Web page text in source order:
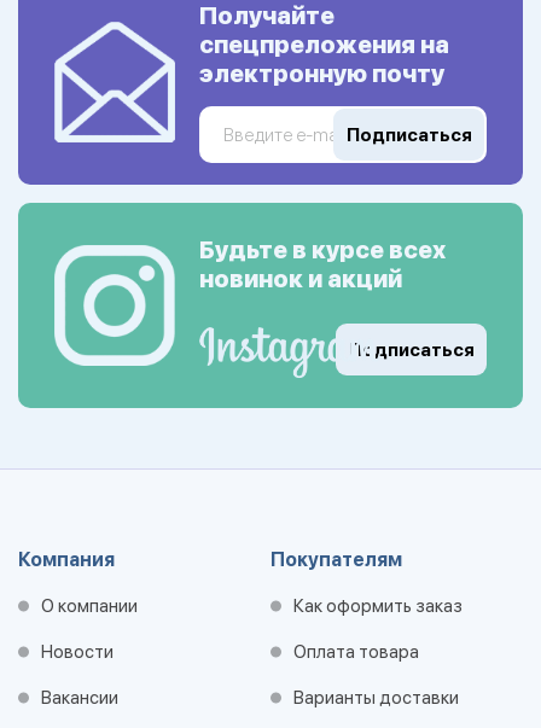
Получайте
спецпреложения на
электронную почту
Подписаться
Будьте в курсе всех
новинок и акций
Подписаться
Компания
О компании
Новости
Вакансии
Покупателям
Как оформить заказ
Оплата товара
Варианты доставки